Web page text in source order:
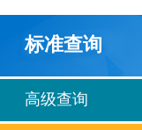
标准查询
高级查询